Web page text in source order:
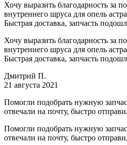
Хочу выразить благодарность за
внутреннего шруса для опель
Быстрая доставка, запчасть
Хочу выразить благодарность за
внутреннего шруса для опель
Быстрая доставка, запчасть
Дмитрий П.
21 августа 2021
Помогли подобрать нужную
отвечали на почту, быстро
Помогли подобрать нужную
отвечали на почту, быстро